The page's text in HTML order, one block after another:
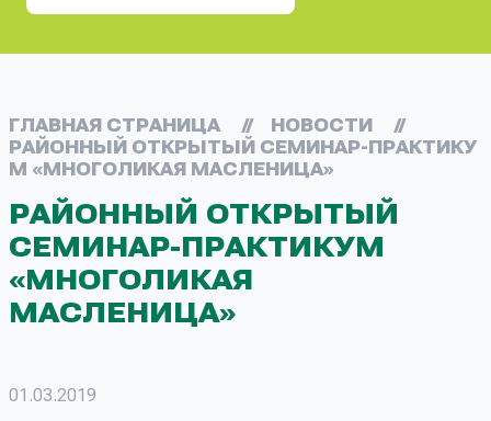
ГЛАВНАЯ СТРАНИЦА // НОВОСТИ
//
РАЙОННЫЙ ОТКРЫТЫЙ СЕМИНАР-ПРАКТИКУ
М «МНОГОЛИКАЯ МАСЛЕНИЦА»
РАЙОННЫЙ ОТКРЫТЫЙ
СЕМИНАР-ПРАКТИКУМ
«МНОГОЛИКАЯ
МАСЛЕНИЦА»
01.03.2019